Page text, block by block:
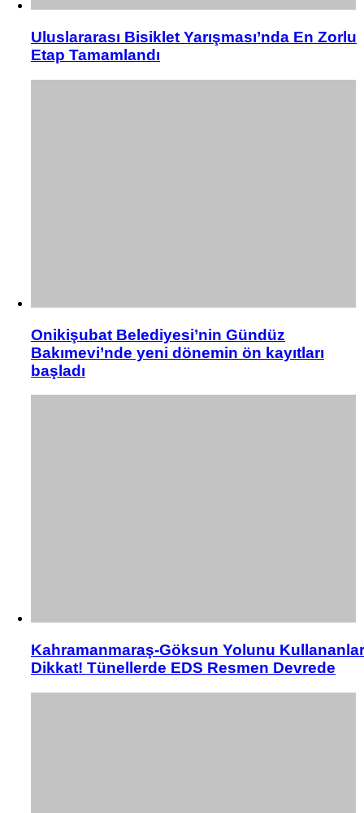
Uluslararası Bisiklet Yarışması’nda En Zorlu
Etap Tamamlandı
Onikişubat Belediyesi’nin Gündüz
Bakımevi’nde yeni dönemin ön kayıtları
başladı
Kahramanmaraş-Göksun Yolunu Kullananlar
Dikkat! Tünellerde EDS Resmen Devrede